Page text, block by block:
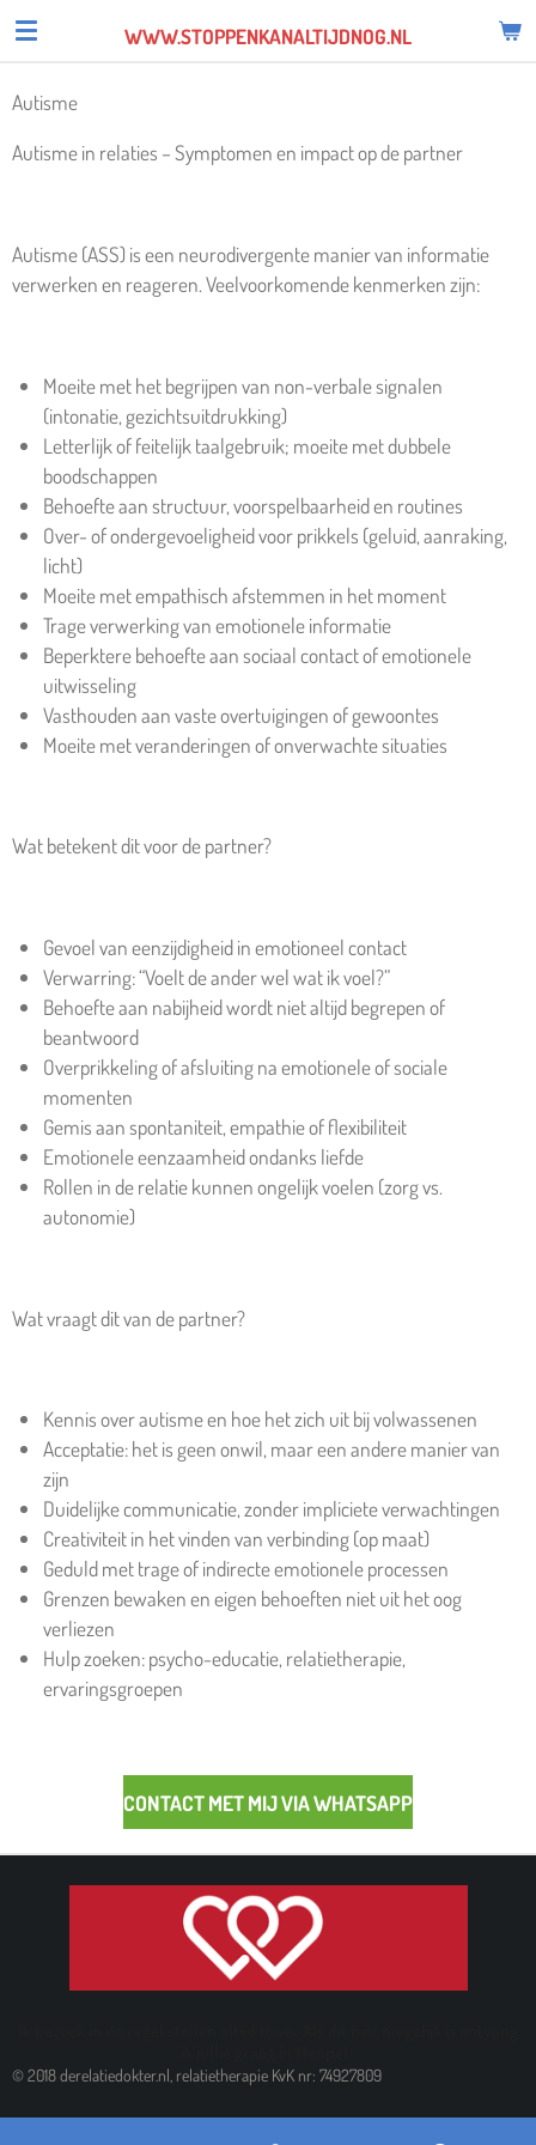
Ga
de
hoofdinhoud
WWW.STOPPENKANALTIJDNOG.NL
Autisme
Autisme in relaties – Symptomen en impact op de partner
Autisme (ASS) is een neurodivergente manier van informatie
verwerken en reageren. Veelvoorkomende kenmerken zijn:
Moeite met het begrijpen van non-verbale signalen
(intonatie, gezichtsuitdrukking)
Letterlijk of feitelijk taalgebruik; moeite met dubbele
boodschappen
Behoefte aan structuur, voorspelbaarheid en routines
Over- of ondergevoeligheid voor prikkels (geluid, aanraking,
licht)
Moeite met empathisch afstemmen in het moment
Trage verwerking van emotionele informatie
Beperktere behoefte aan sociaal contact of emotionele
uitwisseling
Vasthouden aan vaste overtuigingen of gewoontes
Moeite met veranderingen of onverwachte situaties
Wat betekent dit voor de partner?
Gevoel van eenzijdigheid in emotioneel contact
Verwarring: “Voelt de ander wel wat ik voel?”
Behoefte aan nabijheid wordt niet altijd begrepen of
beantwoord
Overprikkeling of afsluiting na emotionele of sociale
momenten
Gemis aan spontaniteit, empathie of flexibiliteit
Emotionele eenzaamheid ondanks liefde
Rollen in de relatie kunnen ongelijk voelen (zorg vs.
autonomie)
Wat vraagt dit van de partner?
Kennis over autisme en hoe het zich uit bij volwassenen
Acceptatie: het is geen onwil, maar een andere manier van
zijn
Duidelijke communicatie, zonder impliciete verwachtingen
Creativiteit in het vinden van verbinding (op maat)
Geduld met trage of indirecte emotionele processen
Grenzen bewaken en eigen behoeften niet uit het oog
verliezen
Hulp zoeken: psycho-educatie, relatietherapie,
ervaringsgroepen
CONTACT MET MIJ VIA WHATSAPP
© 2018 derelatiedokter.nl, relatietherapie KvK nr: 74927809